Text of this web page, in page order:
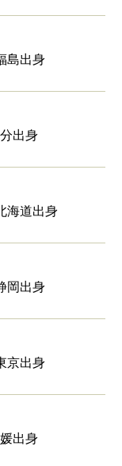
島出身
出身
海道出身
岡出身
京出身
出身